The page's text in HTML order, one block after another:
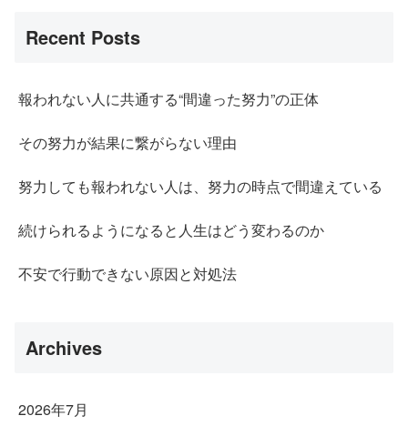
Recent Posts
報われない人に共通する“間違った努力”の正体
その努力が結果に繋がらない理由
努力しても報われない人は、努力の時点で間違えている
続けられるようになると人生はどう変わるのか
不安で行動できない原因と対処法
Archives
2026年7月